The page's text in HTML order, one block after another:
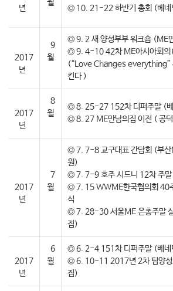
년
월
◎ 10. 21-22 하반기 총회 (베네
2017
년
9
월
◎ 9. 2 새 양성부부 워크숍 (ME
◎ 9. 4-10 42차 ME아시아회의
(“Love Changes everything”
킨다 )
2017
년
8
월
◎ 8. 25-27 152차 디퍼주말 (베
◎ 8. 27 ME만남의집 이전 ( 공
2017
년
7
월
◎ 7. 7-8 교구대표 간담회 (부산
원)
◎ 7. 7-9 호주 시드니 12차 주말
◎ 7. 15 WWME한국협의회 40
식
◎ 7. 28-30 서울ME 은총주말
집)
2017
년
6
월
◎ 6. 2-4 151차 디퍼주말 (베네
◎ 6. 10-11 2017년 2차 팀양성
집)